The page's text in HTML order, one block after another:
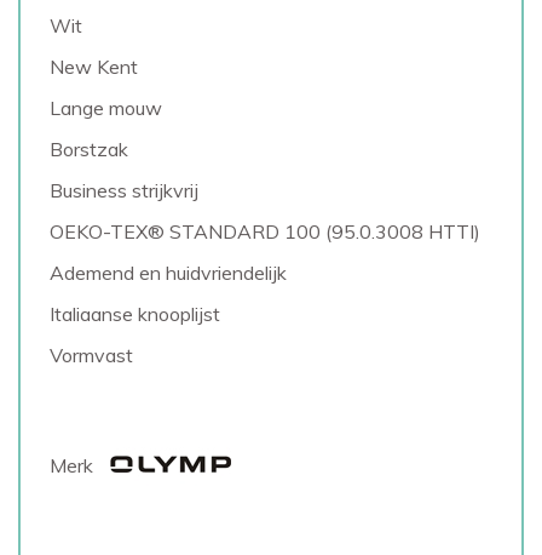
Wit
New Kent
Lange mouw
Borstzak
Business strijkvrij
OEKO-TEX® STANDARD 100 (95.0.3008 HTTI)
Ademend en huidvriendelijk
Italiaanse knooplijst
Vormvast
Merk